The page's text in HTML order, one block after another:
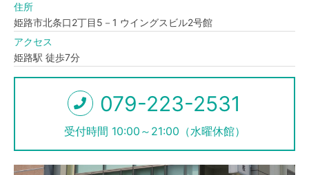
住所
姫路市北条口2丁目5－1 ウイングスビル2号館
アクセス
姫路駅 徒歩7分
TEL 079-223-2531
受付時間 10:00～21:00（水曜休館）